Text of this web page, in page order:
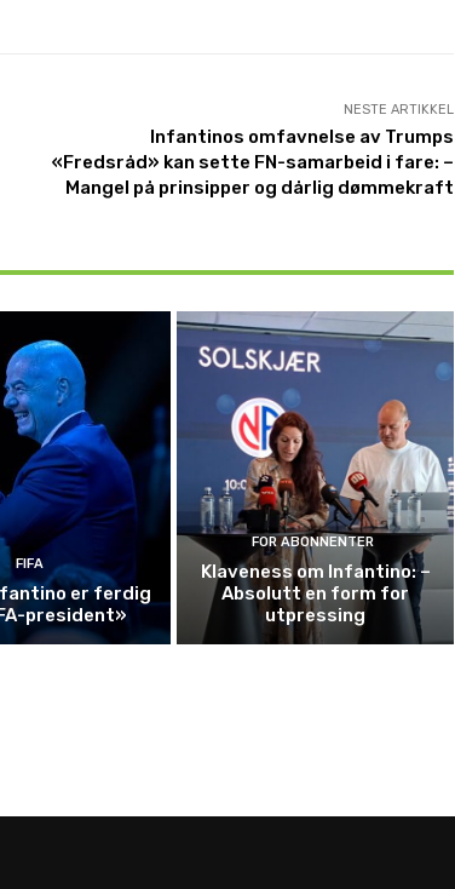
NESTE ARTIKKEL
Infantinos omfavnelse av Trumps
«Fredsråd» kan sette FN-samarbeid i fare: –
Mangel på prinsipper og dårlig dømmekraft
FIFA
er ferdig
president»
FOR ABONNENTER
Klaveness om Infantino: –
Absolutt en form for
utpressing